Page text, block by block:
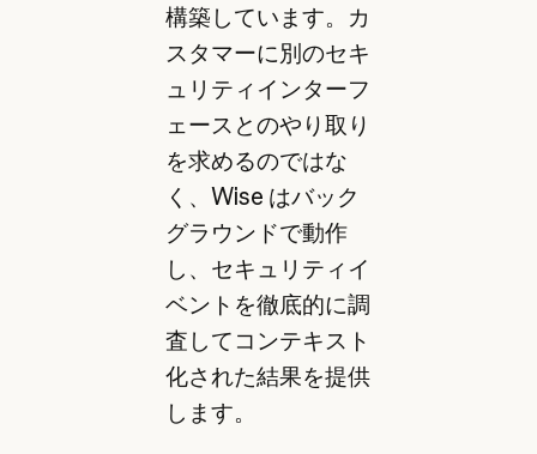
構築しています。カ
スタマーに別のセキ
ュリティインターフ
ェースとのやり取り
を求めるのではな
く、Wise はバック
グラウンドで動作
し、セキュリティイ
ベントを徹底的に調
査してコンテキスト
化された結果を提供
します。